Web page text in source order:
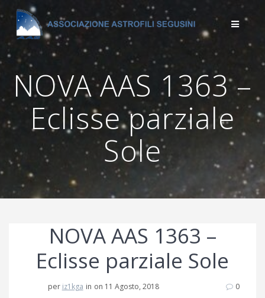
Salta
al
contenuto
NOVA AAS 1363 –
Eclisse parziale
Sole
NOVA AAS 1363 –
Eclisse parziale Sole
per iz1kga in on 11 Agosto, 2018 0